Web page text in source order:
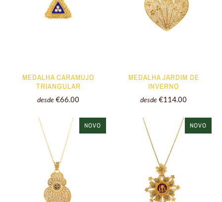
MEDALHA CARAMUJO
TRIANGULAR
desde €66.00
MEDALHA JARDIM DE
INVERNO
desde €114.00
NOVO NOVO